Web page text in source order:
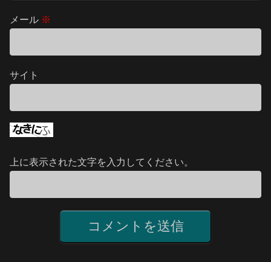
メール ※
サイト
上に表示された文字を入力してください。